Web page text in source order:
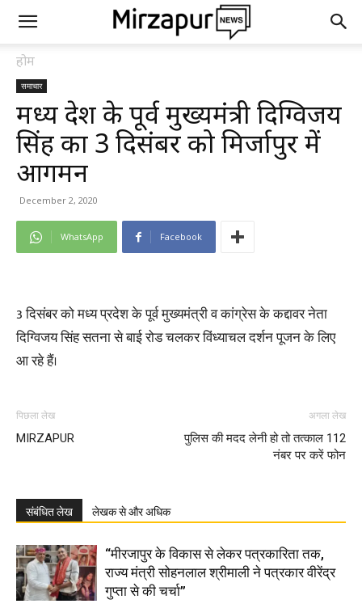
होम
समाचार
मध्य प्रदेश के पूर्व मुख्यमंत्री दिग्विजय
सिंह का 3 दिसंबर को मिर्जापुर में
आगमन
December 2, 2020
WhatsApp Facebook
3 दिसंबर को मध्य प्रदेश के पूर्व मुख्यमंत्री व कांग्रेस के कद्दावर नेता
दिग्विजय सिंह सतना से बाई रोड चलकर विंध्याचल दर्शन पूजन के लिए
आ रहे हैं।
पिछला लेख
MIRZAPUR
अगला लेख
पुलिस की मदद लेनी हो तो तत्काल 112
नंबर पर करें फोन
संबंधित लेख लेखक से और अधिक
“मीरजापुर के विकास से लेकर पत्रकारिता तक,
राज्य मंत्री सोहनलाल श्रीमाली ने पत्रकार वीरेंद्र
गुप्ता से की चर्चा”